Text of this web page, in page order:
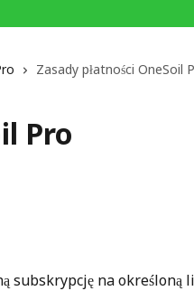
Zasady płatności OneSoil
Pro
subskrypcję na określoną